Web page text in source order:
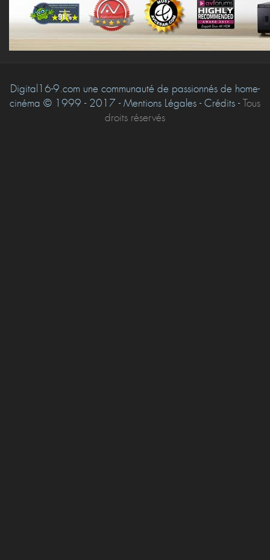
Digital16-9.com une communauté de passionnés de home-
cinéma © 1999 - 2017 - Mentions Légales - Crédits -Tous
droits réservés